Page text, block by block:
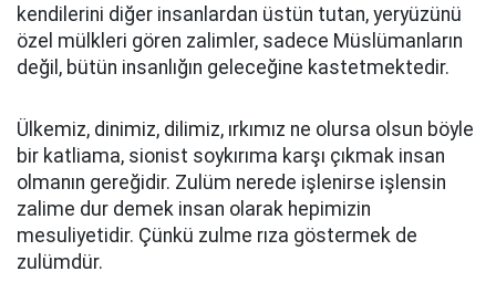
kendilerini diğer insanlardan üstün tutan, yeryüzünü
özel mülkleri gören zalimler, sadece Müslümanların
değil, bütün insanlığın geleceğine kastetmektedir.
Ülkemiz, dinimiz, dilimiz, ırkımız ne olursa olsun böyle
bir katliama, sionist soykırıma karşı çıkmak insan
olmanın gereğidir. Zulüm nerede işlenirse işlensin
zalime dur demek insan olarak hepimizin
mesuliyetidir. Çünkü zulme rıza göstermek de
zulümdür.